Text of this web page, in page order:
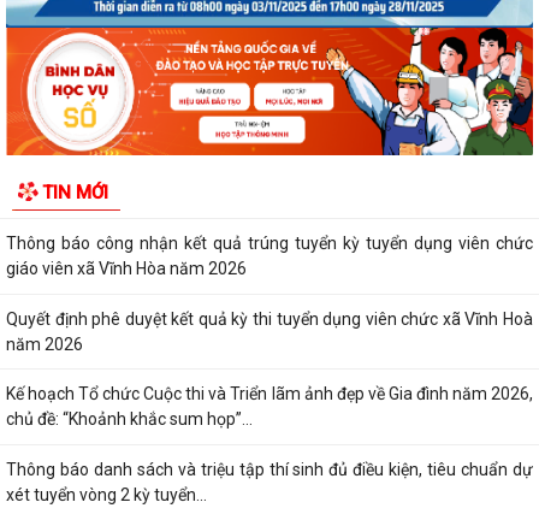
TIN MỚI
Kế hoạch Tổ chức Cuộc thi và Triển lãm ảnh đẹp về Gia đình năm 2026,
chủ đề: “Khoảnh khắc sum họp”...
Thông báo danh sách và triệu tập thí sinh đủ điều kiện, tiêu chuẩn dự
xét tuyển vòng 2 kỳ tuyển...
bị kiểm tra sử dụng phần mềm lậu từ...
CHÍNH SÁCH THUẾ ĐỐI VỚI HỘ KINH DOANH
5 điều hộ kinh doanh có doanh thu dưới 1 tỷ đồng cần lưu ý theo quy
Thông báo về việc nâng lương trước hạn đối với cán bộ
UBND XÃ VĨNH HÒA TỔ CHỨC NGÀY CHẠY OLYMPIC VÌ SỨC KHỎE
TOÀN DÂN NĂM 2026